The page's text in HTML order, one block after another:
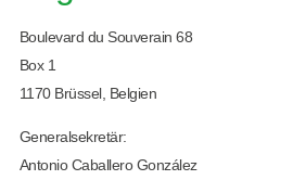
Boulevard du Souverain 68
Box 1
1170 Brüssel, Belgien
Generalsekretär:
Antonio Caballero González